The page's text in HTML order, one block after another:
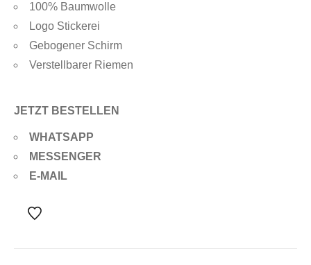
100% Baumwolle
Logo Stickerei
Gebogener Schirm
Verstellbarer Riemen
JETZT BESTELLEN
WHATSAPP
MESSENGER
E-MAIL